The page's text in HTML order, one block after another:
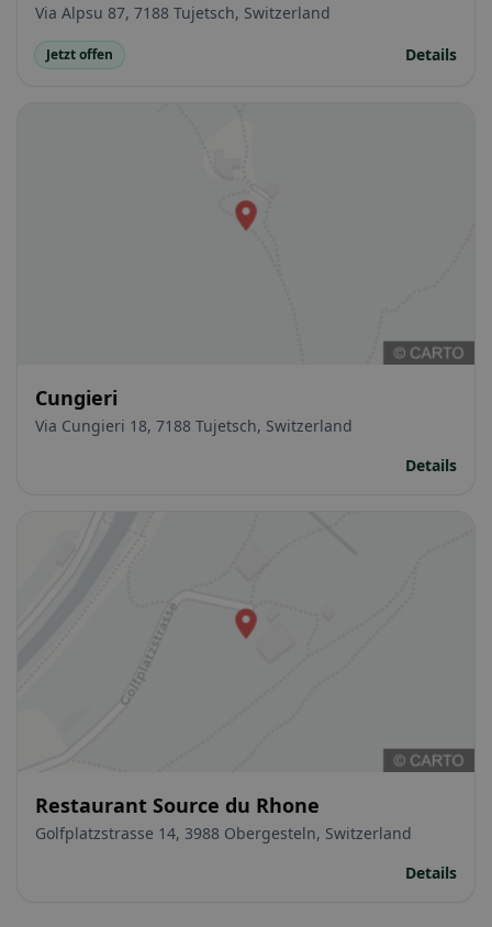
Via Alpsu 87, 7188 Tujetsch, Switzerland
Jetzt offen Details
Cungieri
Via Cungieri 18, 7188 Tujetsch, Switzerland
Details
Restaurant Source du Rhone
Golfplatzstrasse 14, 3988 Obergesteln, Switzerland
Details